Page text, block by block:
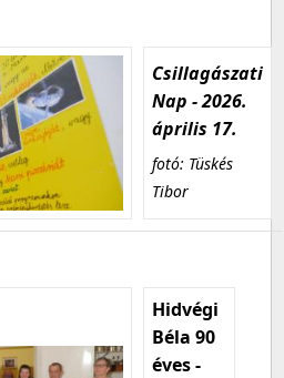
Csillagászati
Nap - 2026.
április 17.
fotó: Tüskés
Tibor
Hidvégi
Béla 90
éves -